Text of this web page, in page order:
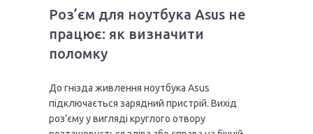
Роз’єм для ноутбука Asus не
працює: як визначити
поломку
До гнізда живлення ноутбука Asus
підключається зарядний пристрій. Вихід
роз’єму у вигляді круглого отвору